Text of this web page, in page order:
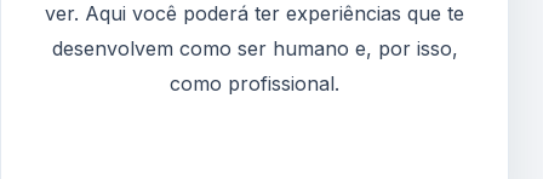
ver. Aqui você poderá ter experiências que te
desenvolvem como ser humano e, por isso,
como profissional.